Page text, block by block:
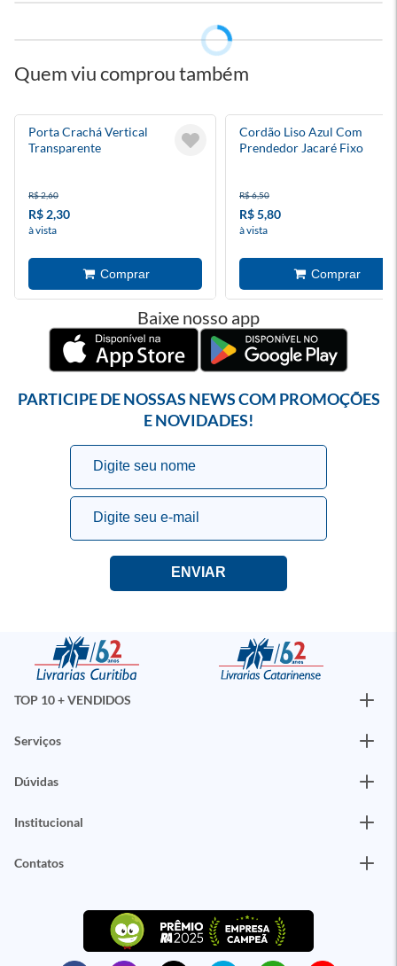
Quem viu comprou também
Porta Crachá Vertical
Transparente
R$ 2,60
R$ 2,30
à vista
Cordão Liso Azul Com
Prendedor Jacaré Fixo
R$ 6,50
R$ 5,80
à vista
Baixe nosso app
PARTICIPE DE NOSSAS NEWS COM PROMOÇÕES
E NOVIDADES!
TOP 10 + VENDIDOS
Serviços
Dúvidas
Institucional
Contatos